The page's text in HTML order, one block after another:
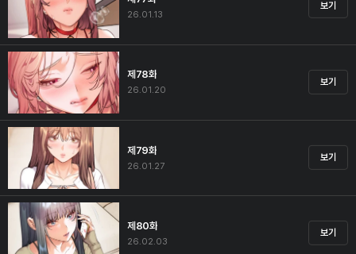
26.01.13
보기
제78화
26.01.20
보기
제79화
26.01.27
보기
제80화
26.02.03
보기